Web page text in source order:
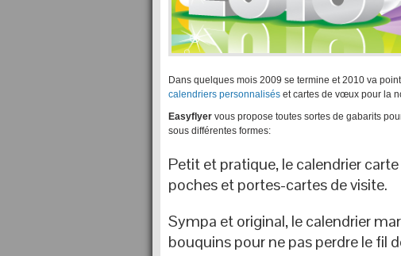
Dans quelques mois 2009 se termine et 2010 va
calendriers personnalisés et cartes de vœux pour la
Easyflyer vous propose toutes sortes de gabarits
sous différentes formes:
Petit et pratique, le calendrier
poches et portes-cartes de visite.
Sympa et original, le calendrier
bouquins pour ne pas perdre le fil